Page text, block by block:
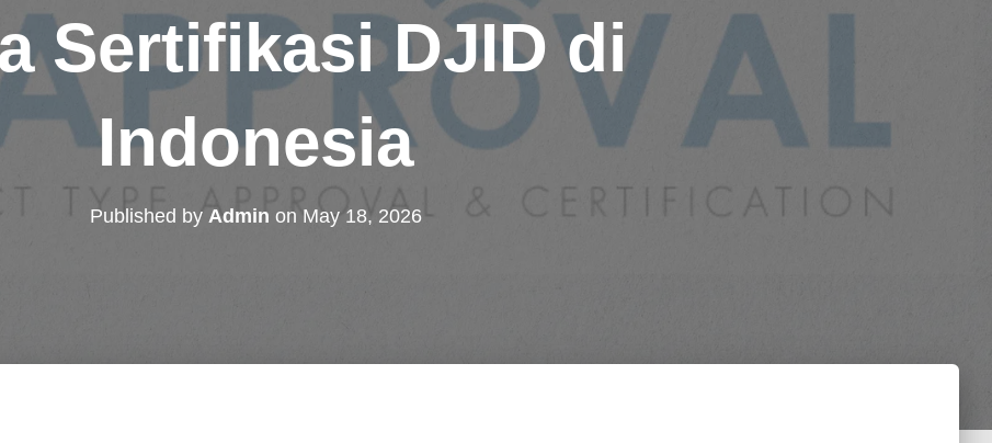
Sertifikasi DJID di
Indonesia
Published by Admin on May 18, 2026